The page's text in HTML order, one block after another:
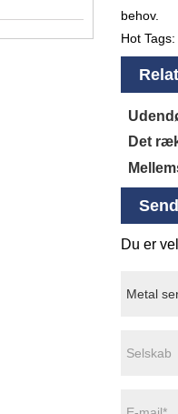
behov.
Hot
Det
Du er